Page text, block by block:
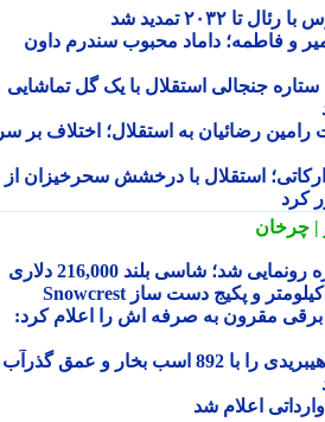
تمدید شد
و فاطمه؛ داماد محبوب سندرم داون
جنجالی استقلال با یک گل تماشایی
رضائیان به استقلال؛ اختلاف بر سر
استقلال با درخشش سحرخیزان از
یانگ وانگ U8L چهار نفره رونمایی شد؛ شاسی بلند 216,000 دلاری
مقرون به صرفه اش را اعلام کرد:
چری جتور F700 پلاگین هیبریدی را با 892 اسب بخار و عمق گذرآب
اعلام شد